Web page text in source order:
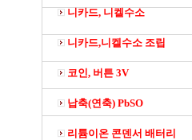
니카드, 니켈수소
니카드,니켈수소 조립
코인, 버튼 3V
납축(연축) PbSO
리튬이온 콘덴서 배터리